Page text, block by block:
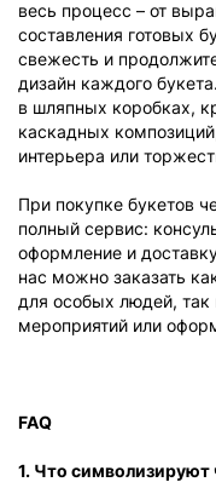
весь процесс – от
составления готовых
свежесть и
дизайн каждого
в шляпных коробках,
каскадных
интерьера или
При покупке букетов
полный сервис:
оформление и
нас можно заказать
для особых людей,
мероприятий или
FAQ
1. Что символизируют